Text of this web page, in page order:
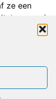
ze een
van de
studie.
is
aan